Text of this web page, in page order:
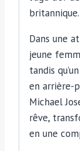
britannique.
Dans une
jeune
tandis
en arrière-
Michael
rêve,
en une